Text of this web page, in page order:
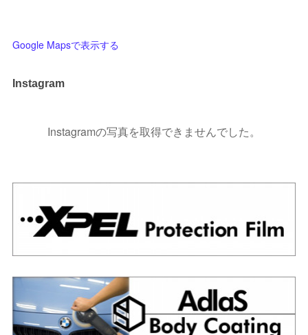
Google Mapsで表示する
Instagram
Instagramの写真を取得できませんでした。